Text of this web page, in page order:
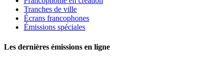
Tranches de ville
Écrans francophones
Émissions spéciales
Les dernières émissions en ligne